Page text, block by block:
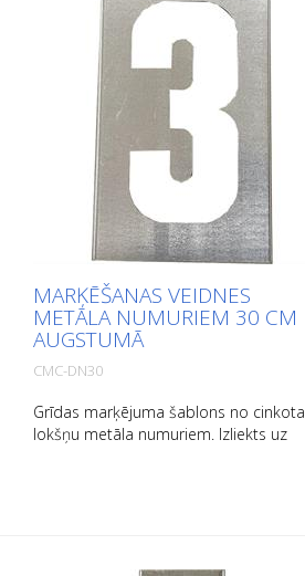
MARĶĒŠANAS VEIDNES
METĀLA NUMURIEM 30 CM
AUGSTUMĀ
CMC-DN30
Grīdas marķējuma šablons no cinkota
lokšņu metāla numuriem. Izliekts uz